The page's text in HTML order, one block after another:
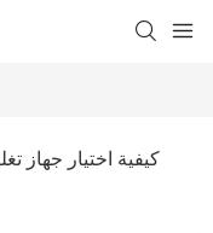
كيفية اختيار جهاز